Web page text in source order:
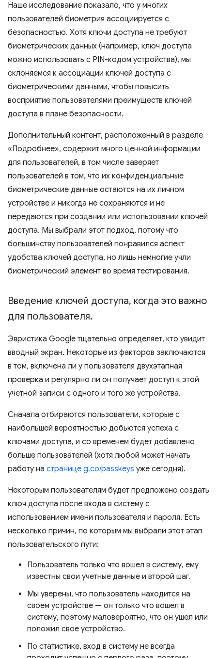
Наше исследование показало, что у многих
пользователей биометрия ассоциируется с
безопасностью. Хотя ключи доступа не требуют
биометрических данных (например, ключ доступа
можно использовать с PIN-кодом устройства), мы
склоняемся к ассоциации ключей доступа с
биометрическими данными, чтобы повысить
восприятие пользователями преимуществ ключей
доступа в плане безопасности.
Дополнительный контент, расположенный в разделе
«Подробнее», содержит много ценной информации
для пользователей, в том числе заверяет
пользователей в том, что их конфиденциальные
биометрические данные остаются на их личном
устройстве и никогда не сохраняются и не
передаются при создании или использовании ключей
доступа. Мы выбрали этот подход, потому что
большинству пользователей понравился аспект
удобства ключей доступа, но лишь немногие учли
биометрический элемент во время тестирования.
Введение ключей доступа, когда это важно
для пользователя.
Эвристика Google тщательно определяет, кто увидит
вводный экран. Некоторые из факторов заключаются
в том, включена ли у пользователя двухэтапная
проверка и регулярно ли он получает доступ к этой
учетной записи с одного и того же устройства.
Сначала отбираются пользователи, которые с
наибольшей вероятностью добьются успеха с
ключами доступа, и со временем будет добавлено
больше пользователей (хотя любой может начать
работу на странице g.co/passkeys уже сегодня).
Некоторым пользователям будет предложено создать
ключ доступа после входа в систему с
использованием имени пользователя и пароля. Есть
несколько причин, по которым мы выбрали этот этап
пользовательского пути:
Пользователь только что вошел в систему, ему
известны свои учетные данные и второй шаг.
Мы уверены, что пользователь находится на
своем устройстве — он только что вошел в
систему, поэтому маловероятно, что он ушел или
положил свое устройство.
По статистике, вход в систему не всегда